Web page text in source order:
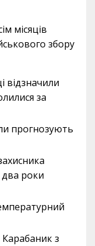
місяців
збору
відзначили
за
прогнозують
роки
з